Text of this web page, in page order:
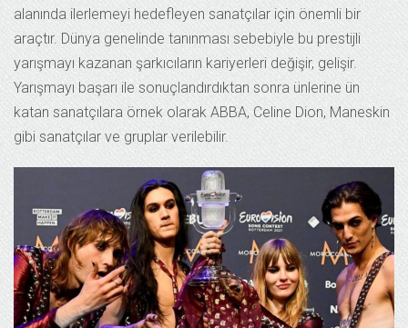
alanında ilerlemeyi hedefleyen sanatçılar için önemli bir
araçtır. Dünya genelinde tanınması sebebiyle bu prestijli
yarışmayı kazanan şarkıcıların kariyerleri değişir, gelişir.
Yarışmayı başarı ile sonuçlandırdıktan sonra ünlerine ün
katan sanatçılara örnek olarak ABBA, Celine Dion, Maneskin
gibi sanatçılar ve gruplar verilebilir.